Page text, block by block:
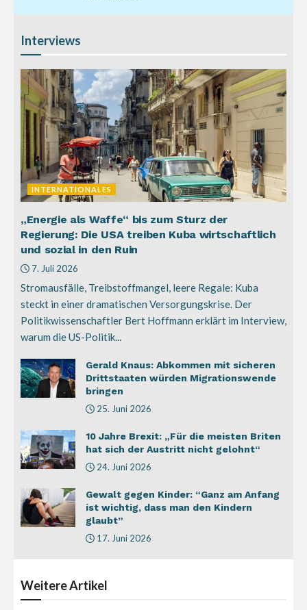
Interviews
INTERNATIONALES
„Energie als Waffe“ bis zum Sturz der
Regierung: Die USA treiben Kuba wirtschaftlich
und sozial in den Ruin
7. Juli 2026
Stromausfälle, Treibstoffmangel, leere Regale: Kuba
steckt in einer dramatischen Versorgungskrise. Der
Politikwissenschaftler Bert Hoffmann erklärt im Interview,
warum die US-Politik...
Gerald Knaus: Abkommen mit sicheren
Drittstaaten würden Migrationswende
bringen
25. Juni 2026
10 Jahre Brexit: „Für die meisten Briten
hat sich der Austritt nicht gelohnt“
24. Juni 2026
Gewalt gegen Kinder: “Ganz am Anfang
ist wichtig, dass man den Kindern
glaubt”
17. Juni 2026
WeitereArtikel